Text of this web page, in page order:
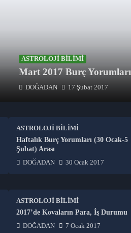
ASTROLOJI BILIMI
Mart 2017 Burç Yorumları
DOĞADAN 17 Şubat 2017
ASTROLOJI BILIMI
Haftalık Burç Yorumları (30 Ocak-5
Şubat) Arası
DOĞADAN 30 Ocak 2017
ASTROLOJI BILIMI
2017’de Kovaların Para, İş Durumu
DOĞADAN 7 Ocak 2017